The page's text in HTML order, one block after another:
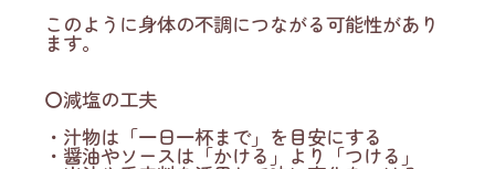
このように身体の不調につながる可能性があり
ます。
〇減塩の工夫
・汁物は「一日一杯まで」を目安にする
・醤油やソースは「かける」より「つける」